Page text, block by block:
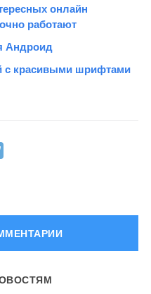
онлайн
работают
Андроид
с красивыми шрифтами